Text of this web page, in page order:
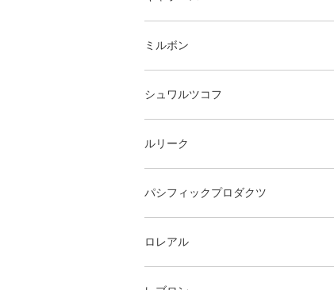
ミルボン
シュワルツコフ
ルリーク
パシフィックプロダクツ
ロレアル